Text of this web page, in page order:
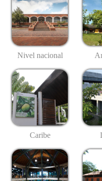
Nivel nacional
Caribe